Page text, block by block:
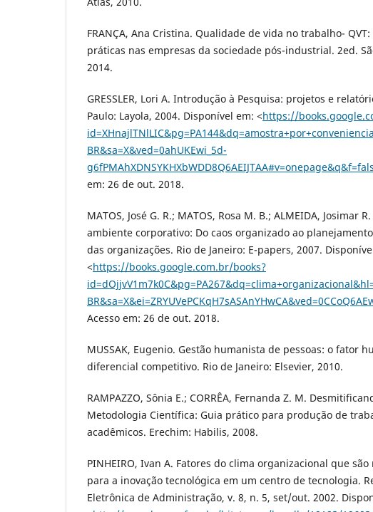
FRANÇA, Ana Cristina. Qualidade de vida no trabalho-
práticas nas empresas da sociedade pós-industrial. 2ed.
2014.
GRESSLER, Lori A. Introdução à Pesquisa: projetos e
Paulo: Layola, 2004. Disponível em: <https://
BR&sa=X&ved=0ahUKEwi_5d-
em: 26 de out. 2018.
MATOS, José G. R.; MATOS, Rosa M. B.; ALMEIDA, Josimar
ambiente corporativo: Do caos organizado ao
das organizações. Rio de Janeiro: E-papers, 2007.
<https://books.google.com.br/books?
Acesso em: 26 de out. 2018.
MUSSAK, Eugenio. Gestão humanista de pessoas: o fator
diferencial competitivo. Rio de Janeiro: Elsevier, 2010.
RAMPAZZO, Sônia E.; CORRÊA, Fernanda Z. M.
Metodologia Científica: Guia prático para produção de
acadêmicos. Erechim: Habilis, 2008.
PINHEIRO, Ivan A. Fatores do clima organizacional que
para a inovação tecnológica em um centro de tecnologia.
Eletrônica de Administração, v. 8, n. 5, set/out. 2002.